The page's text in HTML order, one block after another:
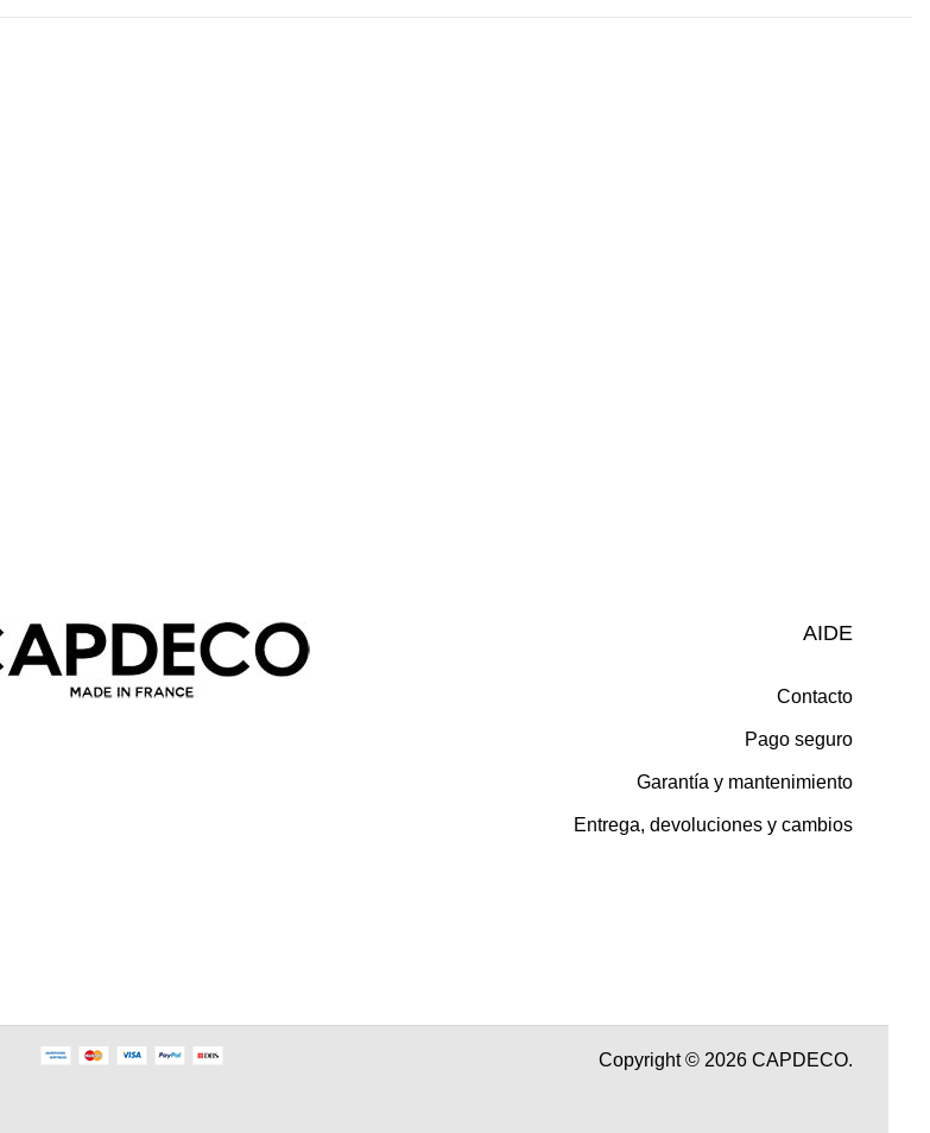
AIDE
Contacto
Pago seguro
Garantía y mantenimiento
Entrega, devoluciones y cambios
Copyright © 2026 CAPDECO.